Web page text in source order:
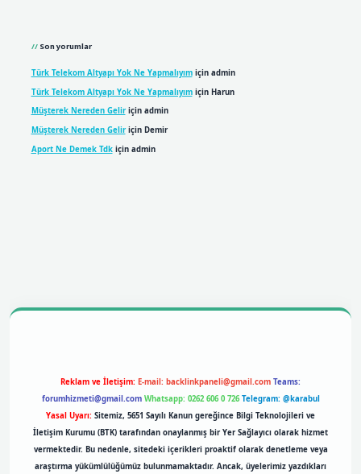
Son yorumlar
Türk Telekom Altyapı Yok Ne Yapmalıyımiçin admin
Türk Telekom Altyapı Yok Ne Yapmalıyımiçin Harun
Müşterek Nereden Geliriçin admin
Müşterek Nereden Geliriçin Demir
Aport Ne Demek Tdkiçin admin
Reklam ve İletişim: E-mail: backlinkpaneli@gmail.com Teams:
forumhizmeti@gmail.com Whatsapp: 0262 606 0 726 Telegram: @karabul
Yasal Uyarı: Sitemiz, 5651 Sayılı Kanun gereğince Bilgi Teknolojileri ve
İletişim Kurumu (BTK) tarafından onaylanmış bir Yer Sağlayıcı olarak hizmet
vermektedir. Bu nedenle, sitedeki içerikleri proaktif olarak denetleme veya
araştırma yükümlülüğümüz bulunmamaktadır. Ancak, üyelerimiz yazdıkları